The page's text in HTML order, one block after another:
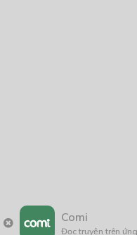
Comi
Đọc truyện trên